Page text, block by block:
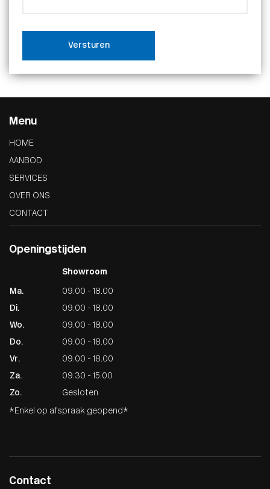
Versturen
Menu
HOME
AANBOD
SERVICES
OVER ONS
CONTACT
Openingstijden
Showroom
Ma.
09.00 - 18.00
Di.
09.00 - 18.00
Wo.
09.00 - 18.00
Do.
09.00 - 18.00
Vr.
09.00 - 18.00
Za.
09.30 - 15.00
Zo.
Gesloten
*Enkel op afspraak geopend*
Contact